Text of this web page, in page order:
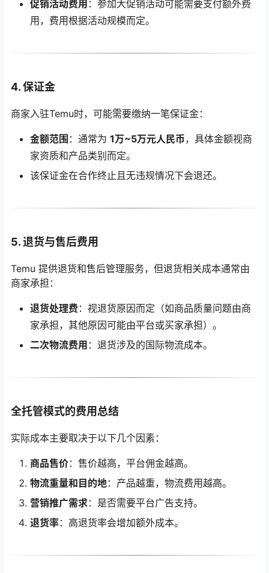
促销活动费用 ：参加大促销活动可能需要支付额外费
用，费用根据活动规模而定。
4. 保证金
商家入驻Temu时，可能需要缴纳一笔保证金：
金额范围 ：通常为 1万~5万元人民币，具体金额视商
家资质和产品类别而定。
该保证金在合作终止且无违规情况下会退还。
5. 退货与售后费用
Temu 提供退货和售后管理服务，但退货相关成本通常由
商家承担：
退货处理费 ：视退货原因而定（如商品质量问题由商
家承担，其他原因可能由平台或买家承担）。
二次物流费用 ：退货涉及的国际物流成本。
全托管模式的费用总结
实际成本主要取决于以下几个因素：
商品售价：售价越高，平台佣金越高。
物流重量和目的地：产品越重，物流费用越高。
营销推广需求：是否需要平台广告支持。
退货率：高退货率会增加额外成本。